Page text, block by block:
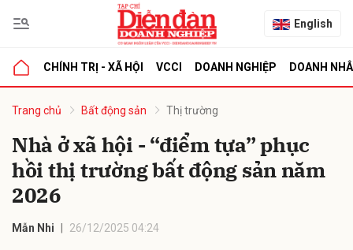
English
CHÍNH TRỊ - XÃ HỘI VCCI DOANH NGHIỆP DOANH
Trang chủ Bất động sản Thị trường
Nhà ở xã hội - “điểm tựa” phục
hồi thị trường bất động sản năm
2026
Mẫn Nhi 26/12/2025 04:24
luận